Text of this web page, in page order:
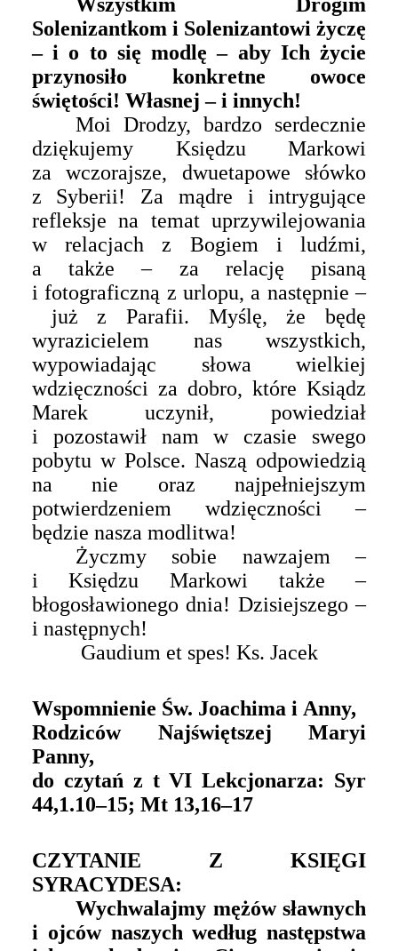
Solenizantkom i Solenizantowi życzę
– i o to się modlę – aby Ich życie
przynosiło konkretne owoce
świętości! Własnej – i innych!
Moi Drodzy, bardzo serdecznie
dziękujemy Księdzu Markowi
za wczorajsze, dwuetapowe słówko
z Syberii! Za mądre i intrygujące
refleksje na temat uprzywilejowania
w relacjach z Bogiem iludźmi,
a także – za relację pisaną
i fotograficzną z urlopu,a następnie –
już z Parafii. Myślę, że będę
wyrazicielem nas wszystkich,
wypowiadając słowa wielkiej
wdzięczności za dobro, które Ksiądz
Marek uczynił, powiedział
i pozostawił nam w czasie swego
pobytu w Polsce. Naszą odpowiedzią
na nie oraz najpełniejszym
potwierdzeniem wdzięczności –
będzie nasza modlitwa!
Życzmy sobie nawzajem –
i Księdzu Markowi także –
błogosławionego dnia! Dzisiejszego –
i następnych!
Gaudium et spes! Ks. Jacek
Wspomnienie Św. Joachima i Anny,
Rodziców Najświętszej Maryi
Panny,
do czytań z t VI Lekcjonarza: Syr
44,1.10–15; Mt 13,16–17
CZYTANIE Z KSIĘGI
SYRACYDESA:
Wychwalajmy mężów sławnych
i ojców naszych według następstwa